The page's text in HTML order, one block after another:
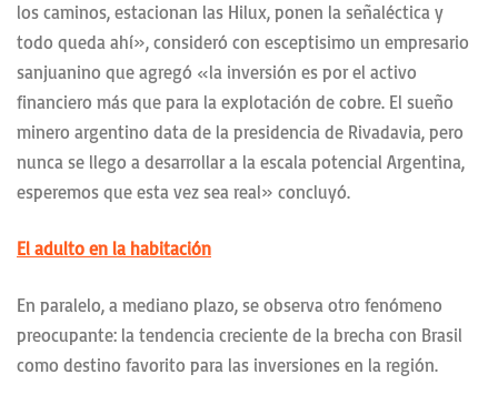
los caminos, estacionan las Hilux, ponen la señaléctica y
todo queda ahí», consideró con esceptisimo un empresario
sanjuanino que agregó «la inversión es por el activo
financiero más que para la explotación de cobre. El sueño
minero argentino data de la presidencia de Rivadavia, pero
nunca se llego a desarrollar a la escala potencial Argentina,
esperemos que esta vez sea real» concluyó.
El adulto en la habitación
En paralelo, a mediano plazo, se observa otro fenómeno
preocupante: la tendencia creciente de la brecha con Brasil
como destino favorito para las inversiones en la región.